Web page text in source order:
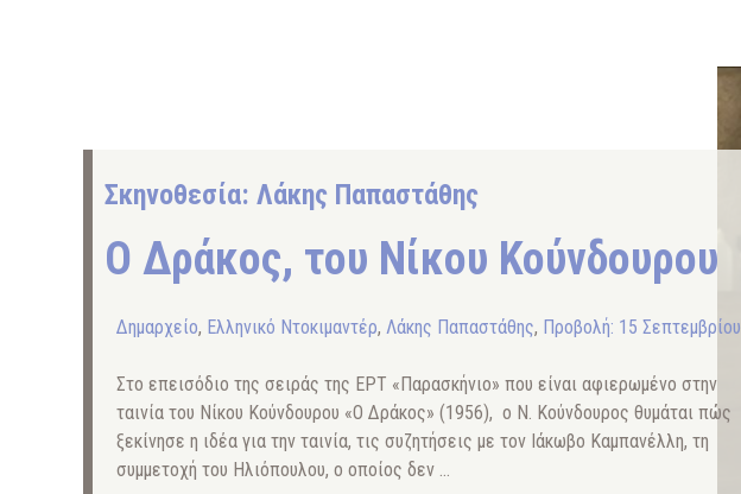
Σκηνοθεσία: Λάκης Παπαστάθης
Ο Δράκος, του Νίκου Κούνδουρου
Δημαρχείο, Ελληνικό Ντοκιμαντέρ, Λάκης Παπαστάθης, Προβολή: 15 Σεπτεμβρίου
Στο επεισόδιο της σειράς της ΕΡΤ «Παρασκήνιο» που είναι αφιερωμένο στην
ταινία του Νίκου Κούνδουρου «Ο Δράκος» (1956), ο Ν. Κούνδουρος θυμάται πώς
ξεκίνησε η ιδέα για την ταινία, τις συζητήσεις με τον Ιάκωβο Καμπανέλλη, τη
συμμετοχή του Ηλιόπουλου, ο οποίος δεν …